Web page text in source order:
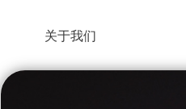
关于我们